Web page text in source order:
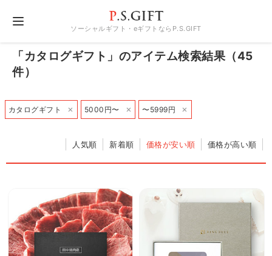
ソーシャルギフト・eギフトならP.S.GIFT
「カタログギフト」のアイテム検索結果（45
件）
カタログギフト × 5000円〜 × 〜5999円 ×
人気順 新着順 価格が安い順 価格が高い順